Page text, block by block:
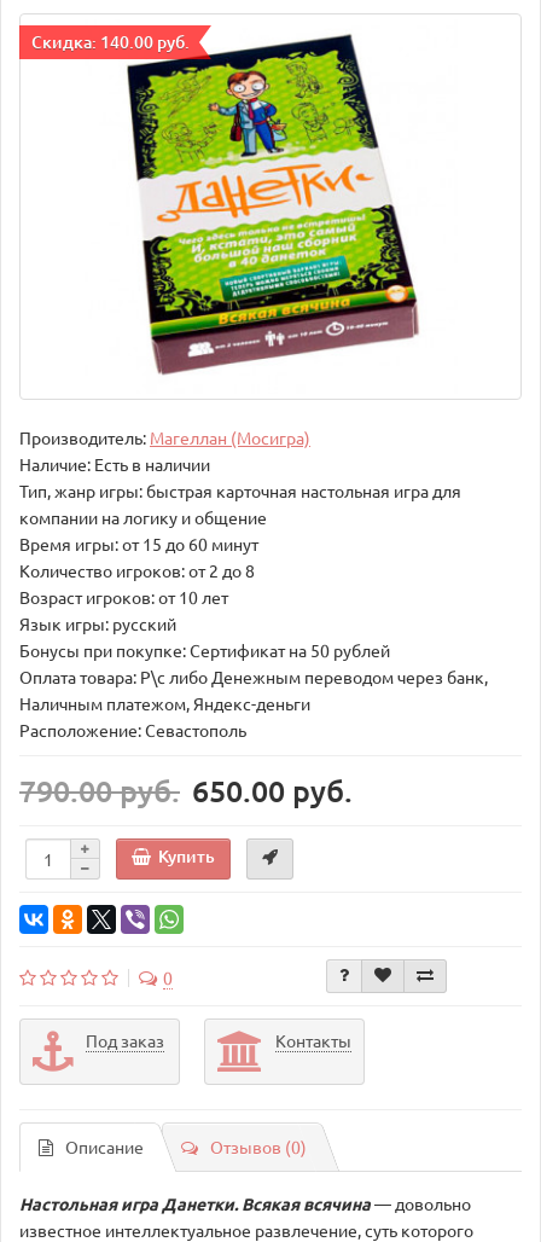
Cкидка: 140.00 руб.
Производитель: Магеллан (Мосигра)
Наличие: Есть в наличии
Тип, жанр игры: быстрая карточная настольная игра для
компании на логику и общение
Время игры: от 15 до 60 минут
Количество игроков: от 2 до 8
Возраст игроков: от 10 лет
Язык игры: русский
Бонусы при покупке: Сертификат на 50 рублей
Оплата товара: Р\с либо Денежным переводом через банк,
Наличным платежом, Яндекс-деньги
Расположение: Севастополь
790.00 руб. 650.00 руб.
Купить
0
Под заказ Контакты
Описание Отзывов (0)
Настольная игра Данетки. Всякая всячина— довольно
известное интеллектуальное развлечение, суть которого